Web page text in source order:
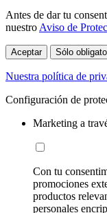
Antes de dar tu
nuestro Aviso de
Aceptar Sólo
Nuestra política de
Configuración de
Marketing a
Con tu
promociones
productos
personales